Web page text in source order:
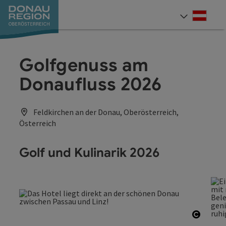
Zum Inhalt
Zur Navigation
Zum Seitenanfang
Zur Kontaktseite
Zum Impressum
Zur Startseite
Golfgenuss am
Donaufluss 2026
Feldkirchen an der Donau, Oberösterreich,
Österreich
Golf und Kulinarik 2026